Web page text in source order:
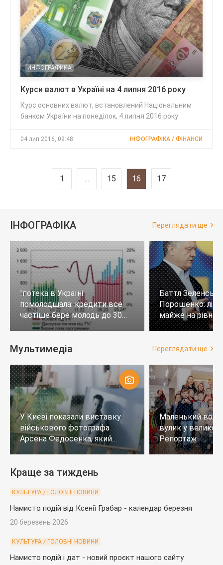
ИНФОГРАФИКА
Курси валют в Україні на 4 липня 2016 року
Курс основних валют, встановлений Національним
банком України на понеділок, 4 липня 2016 року
04 лип 2016, 09:48 ІНФОГРАФІКА / ФІНАНСИ
1 ... 15 16 17
ІНФОГРАФІКА Переглядати ще
Іпотека в Україні
помолодшала: кредити все
частіше бере молодь до 30
років
Баттл
Порошенко:
майже на
тих, хто не
Мультимедіа Переглядати ще
У Києві показали виставку
військового фотографа
Арсена Федосенка, який
загинув на війні
Маленький
вулик у
Репортаж
Краще за тиждень
КУЛЬТУРА / ГОЛОВНІ НОВИНИ
Намисто подій від Ксенії Грабар - календар березня
20 березень 2026
КУЛЬТУРА / ГОЛОВНІ НОВИНИ
Намисто подій і дат - новий проєкт нашого сайту